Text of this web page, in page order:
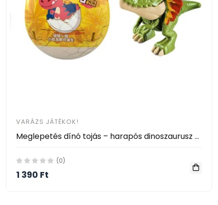
VARÁZS JÁTÉKOK!
Meglepetés dínó tojás – harapós dinoszaurusz bébi 6 mozgatható izülettel
(0)
1 390 Ft